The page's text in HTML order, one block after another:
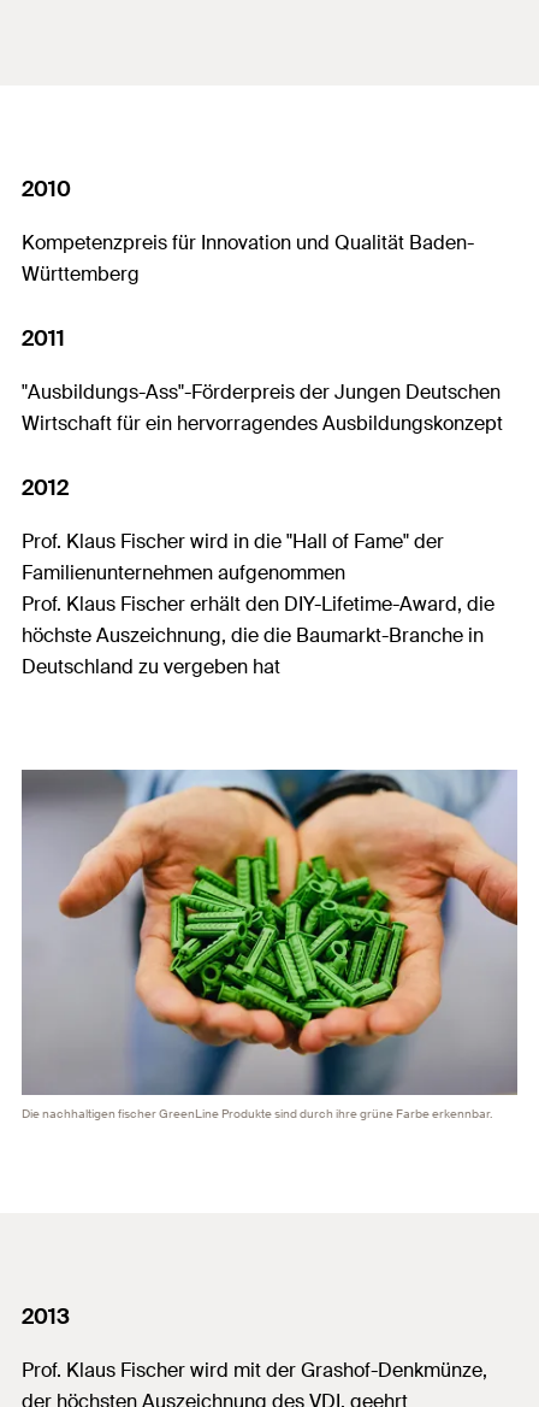
2010
Kompetenzpreis für Innovation und Qualität Baden-
Württemberg
2011
"Ausbildungs-Ass"-Förderpreis der Jungen Deutschen
Wirtschaft für ein hervorragendes Ausbildungskonzept
2012
Prof. Klaus Fischer wird in die "Hall of Fame" der
Familienunternehmen aufgenommen
Prof. Klaus Fischer erhält den DIY-Lifetime-Award, die
höchste Auszeichnung, die die Baumarkt-Branche in
Deutschland zu vergeben hat
Die nachhaltigen fischer GreenLine Produkte sind durch ihre grüne Farbe erkennbar.
2013
Prof. Klaus Fischer wird mit der Grashof-Denkmünze,
der höchsten Auszeichnung des VDI, geehrt